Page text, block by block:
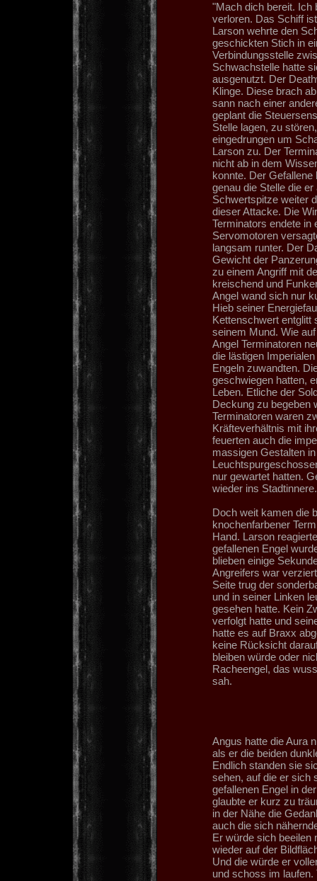
"Mach dich bereit. Ich
verloren. Das Schiff
Larson wehrte den
geschickten Stich in
Verbindungsstelle
Schwachstelle hatte
ausgenutzt. Der
Klinge. Diese brach
sann nach einer
geplant die
Stelle lagen, zu
eingedrungen um
Larson zu. Der
nicht ab in dem
konnte. Der
genau die Stelle die
Schwertspitze weiter
dieser Attacke. Die
Terminators endete in
Servomotoren
langsam runter. Der
Gewicht der
zu einem Angriff mit
kreischend und
Angel wand sich nur
Hieb seiner
Kettenschwert entglitt
seinem Mund. Wie
Angel Terminatoren
die lästigen
Engeln zuwandten.
geschwiegen hatten,
Leben. Etliche der
Deckung zu begeben
Terminatoren waren
Kräfteverhältnis mit
feuerten auch die
massigen Gestalten
nur gewartet hatten.
wieder ins Stadtinnere.
Doch weit kamen die
knochenfarbener
Hand. Larson
gefallenen Engel
blieben einige
Angreifers war
Seite trug der
und in seiner Linken
gesehen hatte. Kein
verfolgt hatte und
hatte es auf Braxx
keine Rücksicht
bleiben würde oder
Racheengel, das
sah.
Angus hatte die Aura
als er die beiden
Endlich standen sie
sehen, auf die er sich
gefallenen Engel in
glaubte er kurz zu
in der Nähe die
auch die sich
Er würde sich beeilen
wieder auf der
Und die würde er
und schoss im laufen.